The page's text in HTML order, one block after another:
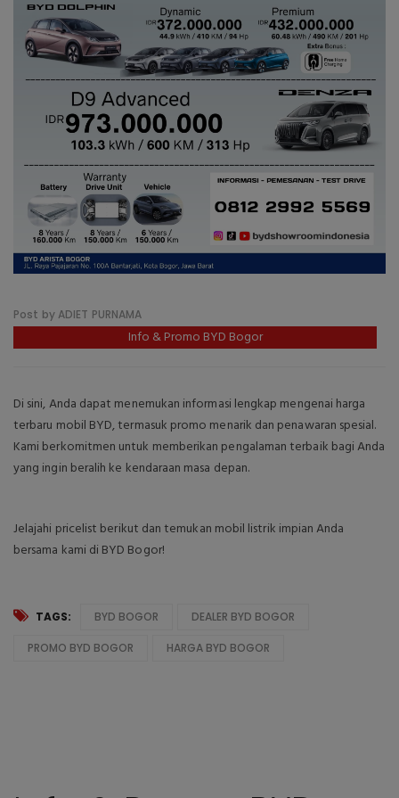
Post by ADIET PURNAMA
Info & Promo BYD Bogor
Di sini, Anda dapat menemukan informasi lengkap mengenai harga
terbaru mobil BYD, termasuk promo menarik dan penawaran spesial.
Kami berkomitmen untuk memberikan pengalaman terbaik bagi Anda
yang ingin beralih ke kendaraan masa depan.
Jelajahi pricelist berikut dan temukan mobil listrik impian Anda
bersama kami di BYD Bogor!
TAGS: BYD BOGOR DEALER BYD BOGOR
PROMO BYD BOGOR HARGA BYD BOGOR